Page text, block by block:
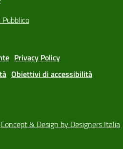
Privacy Policy
Obiettivi di accessibilità
Concept & Design by Designers Italia